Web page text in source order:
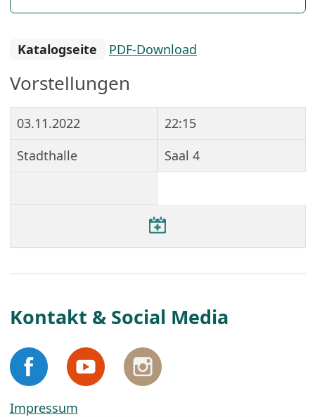
Katalogseite PDF-Download
Vorstellungen
03.11.2022
22:15
Stadthalle
Saal 4
Kontakt & Social Media
Impressum